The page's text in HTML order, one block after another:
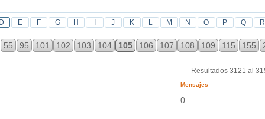
D E F G H J K L M N O P Q R
55 95 101 102 103 104 105 106 107 108 109 115 155
Resultados 3121 al
Mensajes
0